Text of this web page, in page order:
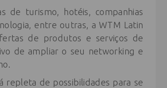
de turismo, hotéis, companhias
entre outras, a WTM Latin
de produtos e serviços de
de ampliar o seu networking e
repleta de possibilidades para se